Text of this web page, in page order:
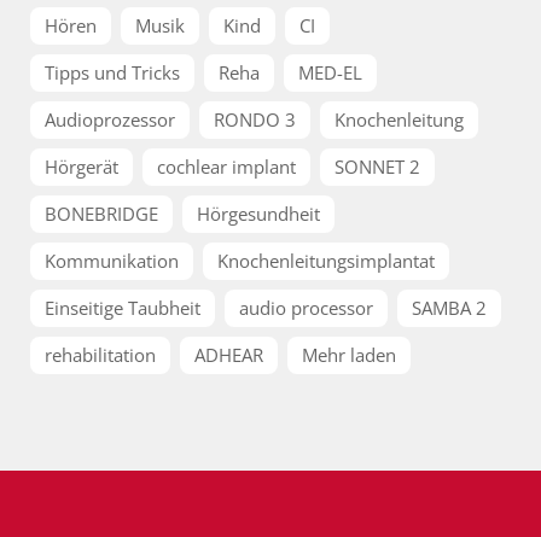
Hören
Musik Kind
CI
Tipps und Tricks
Reha
MED-EL
Audioprozessor
RONDO 3
Knochenleitung
Hörgerät
cochlear implant
SONNET 2
BONEBRIDGE
Hörgesundheit
Kommunikation
Knochenleitungsimplantat
Einseitige Taubheit
audio processor
SAMBA 2
rehabilitation
ADHEAR Mehr laden